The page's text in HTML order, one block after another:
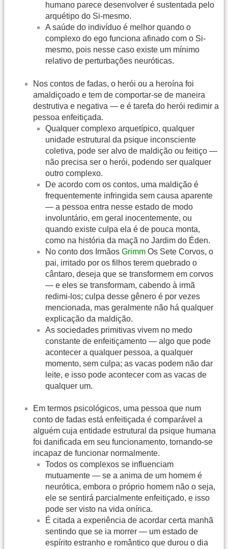
humano parece desenvolver é sustentada pelo
arquétipo do Si-mesmo.
A saúde do indivíduo é melhor quando o
complexo do ego funciona afinado com o Si-
mesmo, pois nesse caso existe um mínimo
relativo de perturbações neuróticas.
Nos contos de fadas, o herói ou a heroína foi
amaldiçoado e tem de comportar-se de maneira
destrutiva e negativa — e é tarefa do herói redimir a
pessoa enfeitiçada.
Qualquer complexo arquetípico, qualquer
unidade estrutural da psique inconsciente
coletiva, pode ser alvo de maldição ou feitiço —
não precisa ser o herói, podendo ser qualquer
outro complexo.
De acordo com os contos, uma maldição é
frequentemente infringida sem causa aparente
— a pessoa entra nesse estado de modo
involuntário, em geral inocentemente, ou
quando existe culpa ela é de pouca monta,
como na história da maçã no Jardim do Éden.
No conto dos Irmãos Grimm Os Sete Corvos, o
pai, irritado por os filhos terem quebrado o
cântaro, deseja que se transformem em corvos
— e eles se transformam, cabendo à irmã
redimi-los; culpa desse gênero é por vezes
mencionada, mas geralmente não há qualquer
explicação da maldição.
As sociedades primitivas vivem no medo
constante de enfeitiçamento — algo que pode
acontecer a qualquer pessoa, a qualquer
momento, sem culpa; as vacas podem não dar
leite, e isso pode acontecer com as vacas de
qualquer um.
Em termos psicológicos, uma pessoa que num
conto de fadas está enfeitiçada é comparável a
alguém cuja entidade estrutural da psique humana
foi danificada em seu funcionamento, tornando-se
incapaz de funcionar normalmente.
Todos os complexos se influenciam
mutuamente — se a anima de um homem é
neurótica, embora o próprio homem não o seja,
ele se sentirá parcialmente enfeitiçado, e isso
pode ser visto na vida onírica.
É citada a experiência de acordar certa manhã
sentindo que se ia morrer — um estado de
espírito estranho e romântico que durou o dia